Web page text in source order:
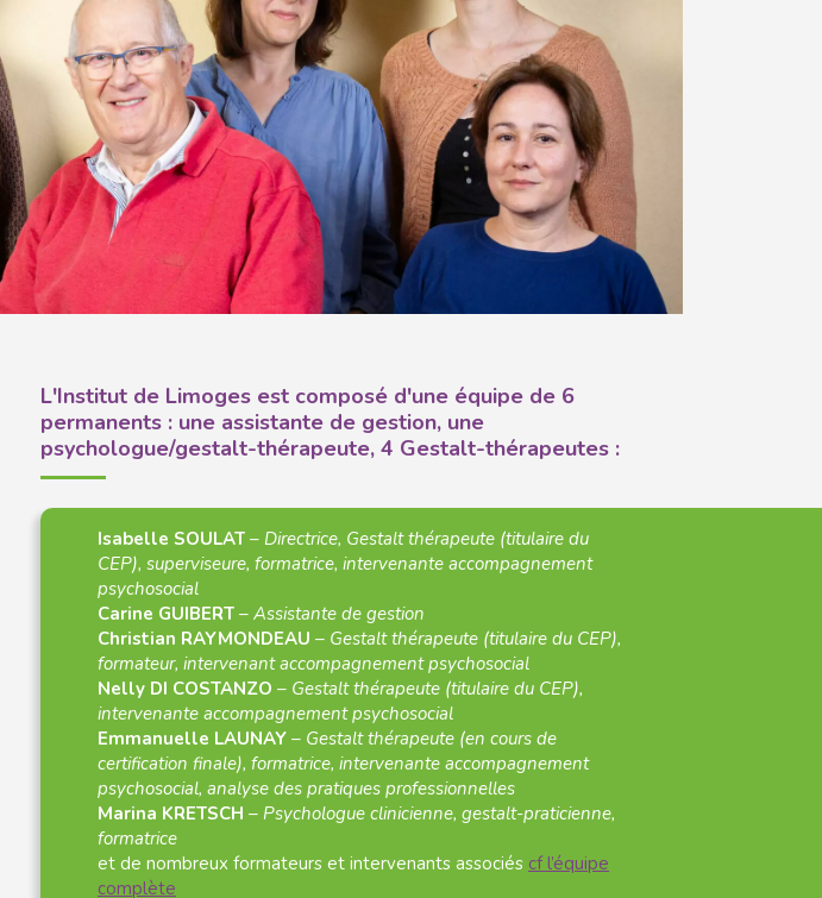
L'Institut de Limoges est composé d'une équipe de 6
permanents : une assistante de gestion, une
psychologue/gestalt-thérapeute, 4 Gestalt-thérapeutes :
Isabelle SOULAT – Directrice, Gestalt thérapeute (titulaire du
CEP), superviseure, formatrice, intervenante accompagnement
psychosocial
Carine GUIBERT – Assistante de gestion
Christian RAYMONDEAU – Gestalt thérapeute (titulaire du CEP),
formateur, intervenant accompagnement psychosocial
Nelly DI COSTANZO – Gestalt thérapeute (titulaire du CEP),
intervenante accompagnement psychosocial
Emmanuelle LAUNAY – Gestalt thérapeute (en cours de
certification finale), formatrice, intervenante accompagnement
psychosocial, analyse des pratiques professionnelles
Marina KRETSCH – Psychologue clinicienne, gestalt-praticienne,
formatrice
et de nombreux formateurs et intervenants associés cf l’équipe
complète